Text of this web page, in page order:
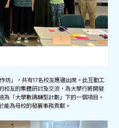
坊」，共有17名校友應邀出席。此互動工
校友的集體研討及交流，為大學行將開發
「大學數碼轉型計劃」下的一個項目。
能為母校的發展事務貢獻。